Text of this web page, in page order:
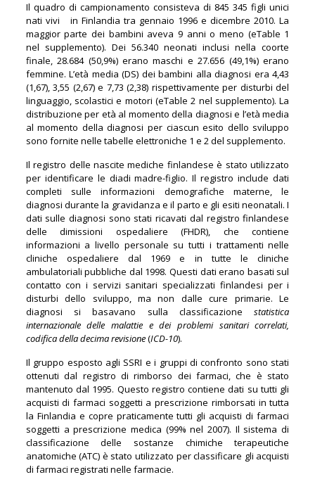
Il quadro di campionamento consisteva di 845 345 figli unici
nati vivi in Finlandia tra gennaio 1996 e dicembre 2010. La
maggior parte dei bambini aveva 9 anni o meno (eTable 1
nel supplemento). Dei 56.340 neonati inclusi nella coorte
finale, 28.684 (50,9%) erano maschi e 27.656 (49,1%) erano
femmine. L’età media (DS) dei bambini alla diagnosi era 4,43
(1,67), 3,55 (2,67) e 7,73 (2,38) rispettivamente per disturbi del
linguaggio, scolastici e motori (eTable 2 nel supplemento). La
distribuzione per età al momento della diagnosi e l’età media
al momento della diagnosi per ciascun esito dello sviluppo
sono fornite nelle tabelle elettroniche 1 e 2 del supplemento.
Il registro delle nascite mediche finlandese è stato utilizzato
per identificare le diadi madre-figlio. Il registro include dati
completi sulle informazioni demografiche materne, le
diagnosi durante la gravidanza e il parto e gli esiti neonatali. I
dati sulle diagnosi sono stati ricavati dal registro finlandese
delle dimissioni ospedaliere (FHDR), che contiene
informazioni a livello personale su tutti i trattamenti nelle
cliniche ospedaliere dal 1969 e in tutte le cliniche
ambulatoriali pubbliche dal 1998. Questi dati erano basati sul
contatto con i servizi sanitari specializzati finlandesi per i
disturbi dello sviluppo, ma non dalle cure primarie. Le
diagnosi si basavano sulla classificazionestatistica
internazionale delle malattie e dei problemi sanitari correlati,
codifica della decima revisione(ICD-10).
Il gruppo esposto agli SSRI e i gruppi di confronto sono stati
ottenuti dal registro di rimborso dei farmaci, che è stato
mantenuto dal 1995. Questo registro contiene dati su tutti gli
acquisti di farmaci soggetti a prescrizione rimborsati in tutta
la Finlandia e copre praticamente tutti gli acquisti di farmaci
soggetti a prescrizione medica (99% nel 2007). Il sistema di
classificazione delle sostanze chimiche terapeutiche
anatomiche (ATC) è stato utilizzato per classificare gli acquisti
di farmaci registrati nelle farmacie.